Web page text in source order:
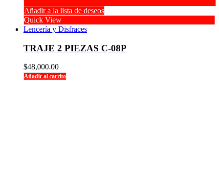
Añadir a la lista de deseos
Quick View
Lencería y Disfraces
TRAJE 2 PIEZAS C-08P
$48,000.00
Añadir al carrito